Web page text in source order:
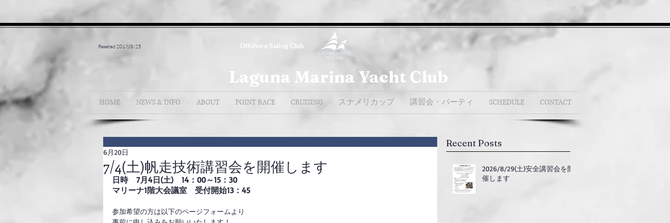
Reseted 2017/3/25 Offshore Saling Club
Laguna Marina Yacht Club
HOME NEWS & INFO ABOUT POINT RACE CRUISING スナメリカップ 講習会・パーティ SCHEDULE CONTACT
7/4(土)帆走技術講習会を開催します
6月20日
日時　7月4日(土)　14：00～15：30
マリーナ1階大会議室　受付開始13：45
参加希望の方は以下のページフォームより
Recent Posts
2026/8/29(土)安全講習会を開
催します